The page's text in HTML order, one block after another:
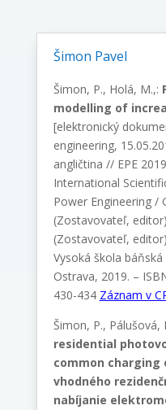
Šimon Pavel
Šimon, P., Holá, M.,:
modelling of
[elektronický
engineering,
angličtina // EPE
International
Power Engineering /
(Zostavovateľ,
(Zostavovateľ,
Vysoká škola
Ostrava, 2019. –
430-434 Záznam v
Šimon, P., Pálušová,
residential
common charging
vhodného
nabíjanie